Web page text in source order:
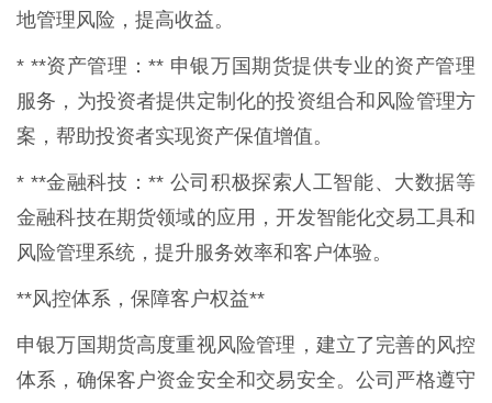
地管理风险，提高收益。
* **资产管理：** 申银万国期货提供专业的资产管理
服务，为投资者提供定制化的投资组合和风险管理方
案，帮助投资者实现资产保值增值。
* **金融科技：** 公司积极探索人工智能、大数据等
金融科技在期货领域的应用，开发智能化交易工具和
风险管理系统，提升服务效率和客户体验。
**风控体系，保障客户权益**
申银万国期货高度重视风险管理，建立了完善的风控
体系，确保客户资金安全和交易安全。公司严格遵守